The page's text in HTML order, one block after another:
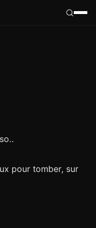
pour tomber, sur